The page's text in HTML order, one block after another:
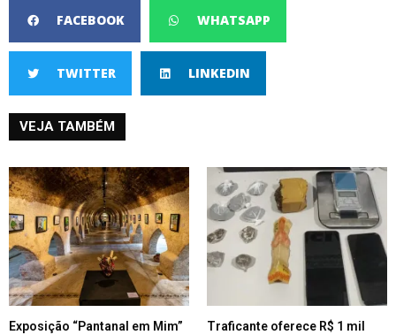
FACEBOOK WHATSAPP
TWITTER LINKEDIN
VEJA TAMBÉM
Exposição “Pantanal em Mim”
Traficante oferece R$ 1 mil